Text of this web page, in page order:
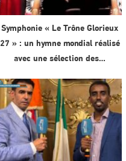
Symphonie « Le Trône Glorieux
27 » : un hymne mondial réalisé
avec une sélection des…